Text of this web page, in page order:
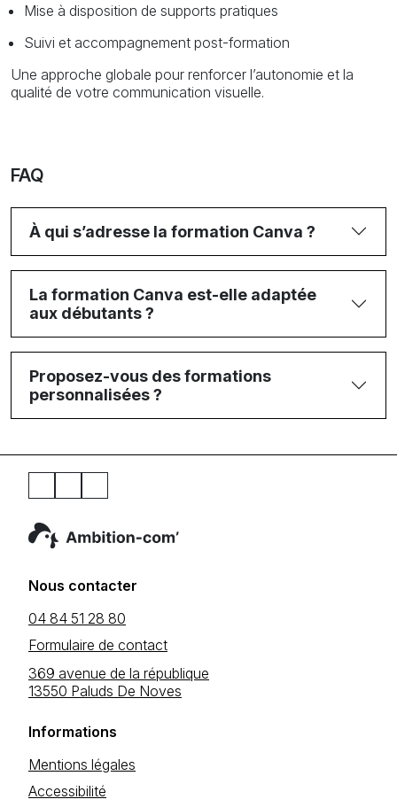
Mise à disposition de supports pratiques
Suivi et accompagnement post-formation
Une approche globale pour renforcer l’autonomie et la
qualité de votre communication visuelle.
FAQ
À qui s’adresse la formation Canva ?
La formation Canva est-elle adaptée
aux débutants ?
Proposez-vous des formations
personnalisées ?
Nous contacter
04 84 51 28 80
Formulaire de contact
369 avenue de la république
13550 Paluds De Noves
Informations
Mentions légales
Accessibilité